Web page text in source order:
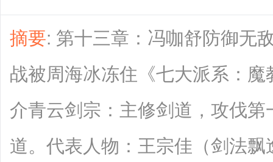
摘要: 第十三章：冯咖舒防御无
战被周海冰冻住《七大派系：
介青云剑宗：主修剑道，攻伐
道。代表人物：王宗佳（剑法飘